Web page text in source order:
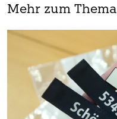
Mehr zum Thema